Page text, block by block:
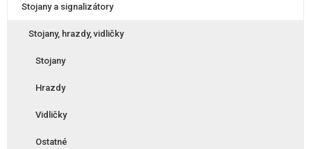
Stojany a signalizátory
Stojany, hrazdy, vidličky
Stojany
Hrazdy
Vidličky
Ostatné